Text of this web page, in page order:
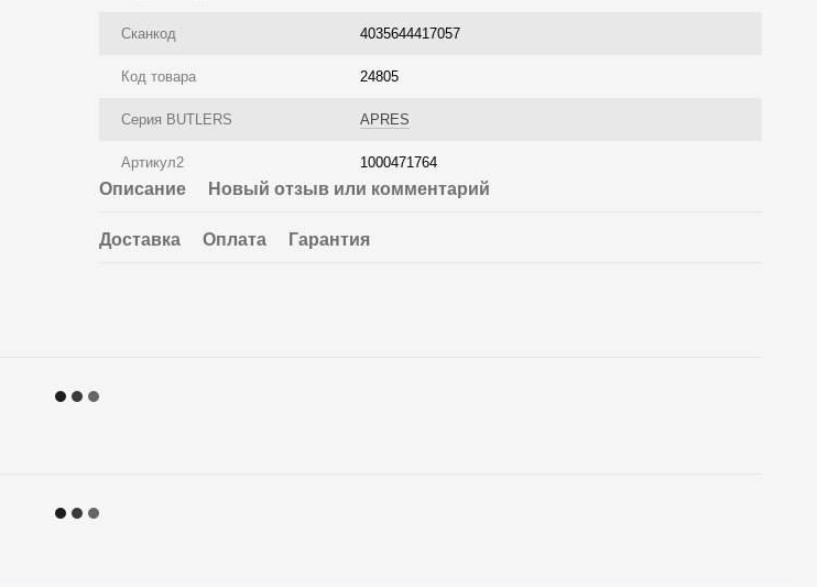
Сканкод 4035644417057
Код товара 24805
Серия BUTLERS APRES
Артикул2 1000471764
Описание Новый отзыв или комментарий
Доставка Оплата Гарантия